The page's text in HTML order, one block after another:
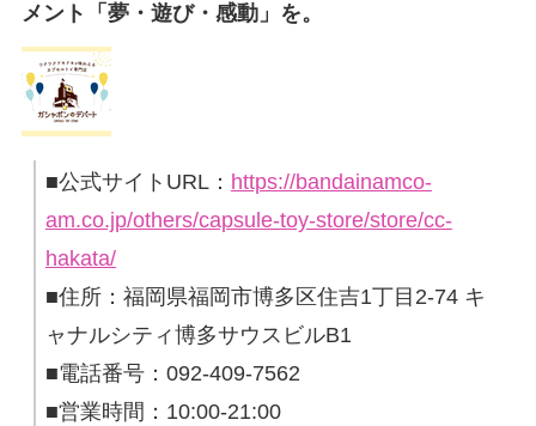
メント「夢・遊び・感動」を。
■公式サイトURL： https://bandainamco-
am.co.jp/others/capsule-toy-store/store/cc-
hakata/
■住所：福岡県福岡市博多区住吉1丁目2-74 キ
ャナルシティ博多サウスビルB1
■電話番号：092-409-7562
■営業時間：10:00-21:00